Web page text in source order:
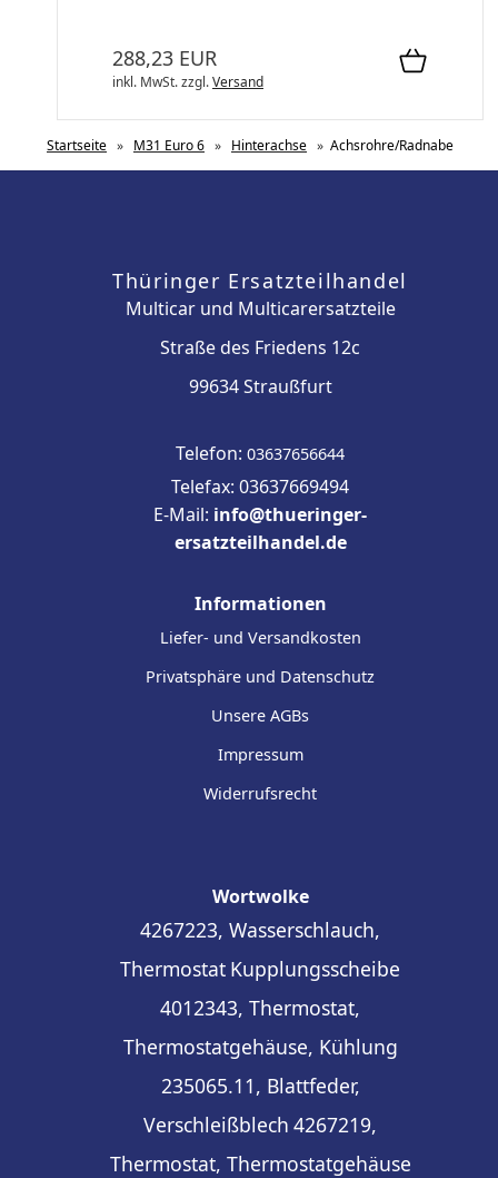
288,23 EUR
inkl. MwSt.zzgl.Versand
Startseite » M31 Euro 6 » Hinterachse » Achsrohre/Radnabe
Thüringer Ersatzteilhandel
Multicar und Multicarersatzteile
Straße des Friedens 12c
99634 Straußfurt
Telefon: 03637656644
Telefax: 03637669494
E-Mail: info@thueringer-
ersatzteilhandel.de
Informationen
Liefer- und Versandkosten
Privatsphäre und Datenschutz
Unsere AGBs
Impressum
Widerrufsrecht
Wortwolke
4267223, Wasserschlauch,
Thermostat Kupplungsscheibe
4012343, Thermostat,
Thermostatgehäuse, Kühlung
235065.11, Blattfeder,
Verschleißblech 4267219,
Thermostat, Thermostatgehäuse